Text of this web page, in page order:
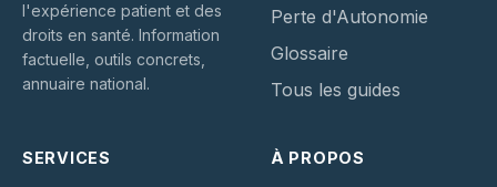
l'expérience patient et des
droits en santé. Information
factuelle, outils concrets,
annuaire national.
Perte d'Autonomie
Glossaire
Tous les guides
SERVICES À PROPOS